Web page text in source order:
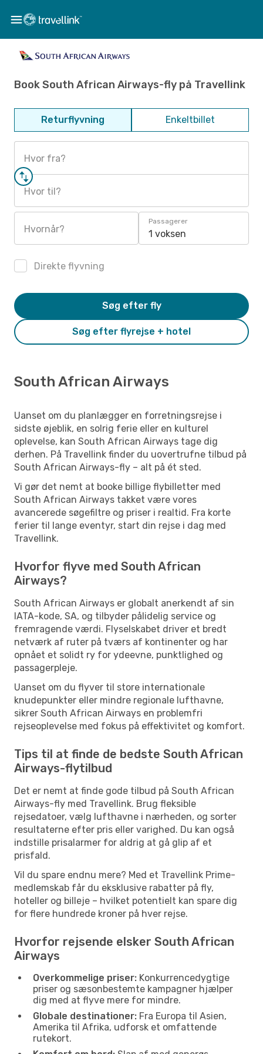
Book South African Airways-fly på Travellink
Returflyvning Enkeltbillet
Hvor fra?
Hvor til?
Hvornår?
Passagerer
1 voksen
Direkte flyvning
Søg efter flyrejse + hotel
Søg efter fly
South African Airways
Uanset om du planlægger en forretningsrejse i
sidste øjeblik, en solrig ferie eller en kulturel
oplevelse, kan South African Airways tage dig
derhen. På Travellink finder du uovertrufne tilbud på
South African Airways-fly – alt på ét sted.
Vi gør det nemt at booke billige flybilletter med
South African Airways takket være vores
avancerede søgefiltre og priser i realtid. Fra korte
ferier til lange eventyr, start din rejse i dag med
Travellink.
Hvorfor flyve med South African
Airways?
South African Airways er globalt anerkendt af sin
IATA-kode, SA, og tilbyder pålidelig service og
fremragende værdi. Flyselskabet driver et bredt
netværk af ruter på tværs af kontinenter og har
opnået et solidt ry for ydeevne, punktlighed og
passagerpleje.
Uanset om du flyver til store internationale
knudepunkter eller mindre regionale lufthavne,
sikrer South African Airways en problemfri
rejseoplevelse med fokus på effektivitet og komfort.
Tips til at finde de bedste South African
Airways-flytilbud
Det er nemt at finde gode tilbud på South African
Airways-fly med Travellink. Brug fleksible
rejsedatoer, vælg lufthavne i nærheden, og sorter
resultaterne efter pris eller varighed. Du kan også
indstille prisalarmer for aldrig at gå glip af et
prisfald.
Vil du spare endnu mere? Med et Travellink Prime-
medlemskab får du eksklusive rabatter på fly,
hoteller og billeje – hvilket potentielt kan spare dig
for flere hundrede kroner på hver rejse.
Hvorfor rejsende elsker South African
Airways
Overkommelige priser: Konkurrencedygtige
priser og sæsonbestemte kampagner hjælper
dig med at flyve mere for mindre.
Globale destinationer: Fra Europa til Asien,
Amerika til Afrika, udforsk et omfattende
rutekort.